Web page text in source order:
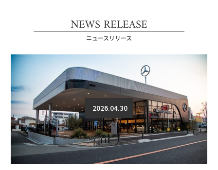
NEWS RELEASE
ニュースリリース
2026.04.30